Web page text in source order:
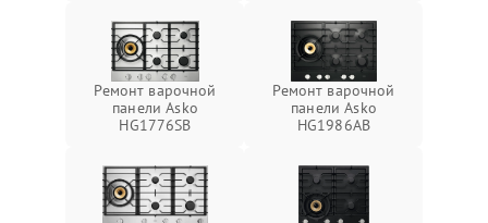
Ремонт варочной
панели Asko
HG1776SB
Ремонт варочной
панели Asko
HG1986AB